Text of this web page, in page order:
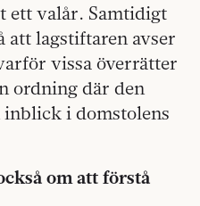
ett valår. Samtidigt
att lagstiftaren avser
vissa överrätter
ordning där den
i domstolens
om att förstå